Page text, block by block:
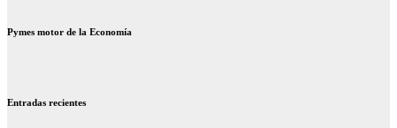
Pymes motor de la Economía
Entradas recientes